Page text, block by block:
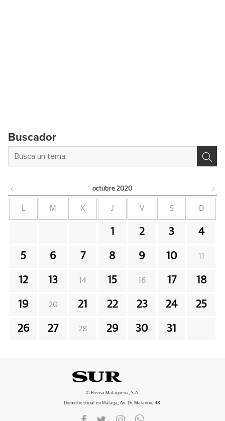
Buscador
octubre 2020
L M X J V S D
1 2 3 4
5 6 7 8 9 10 11
12 13 14 15 16 17 18
19 20 21 22 23 24 25
26 27 28 29 30 31
© Prensa Malagueña, S.A.
Domicilio social en Málaga, Av. Dr. Marañón, 48.